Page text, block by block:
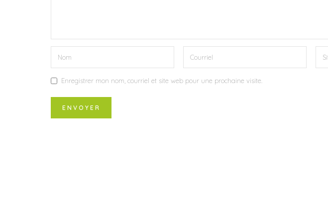
Enregistrer mon nom, courriel et site web pour une prochaine visite.